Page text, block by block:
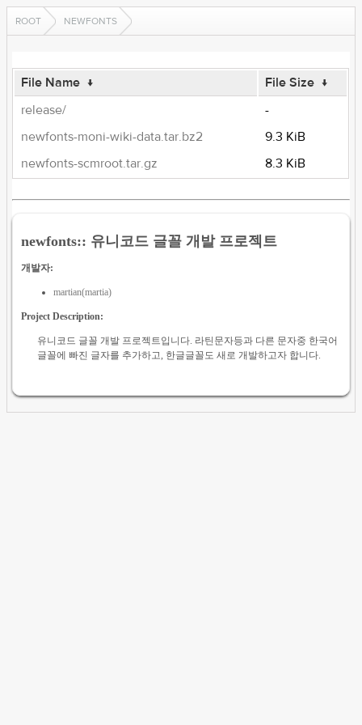
ROOT NEWFONTS
File Name ↓ File Size ↓
release/
-
newfonts-moni-wiki-data.tar.bz2
9.3 KiB
newfonts-scmroot.tar.gz
8.3 KiB
newfonts:: 유니코드 글꼴 개발 프로젝트
개발자:
martian(martia)
Project Description:
유니코드 글꼴 개발 프로젝트입니다. 라틴문자등과 다른 문자중 한국어
글꼴에 빠진 글자를 추가하고, 한글글꼴도 새로 개발하고자 합니다.